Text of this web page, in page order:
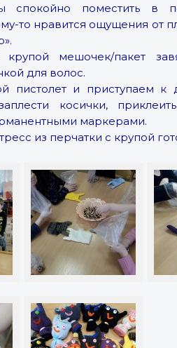
поместить в
то нравится ощущения от
крупой мешочек/пакет
для волос.
пистолет и приступаем
косички,
маркерами.
из перчатки с крупой